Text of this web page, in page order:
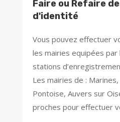
Faire ou Refaire
d'identité
Vous pouvez effectuer
les mairies equipées
stations
Les mairies de : Marines,
Pontoise, Auvers sur
proches pour effectuer